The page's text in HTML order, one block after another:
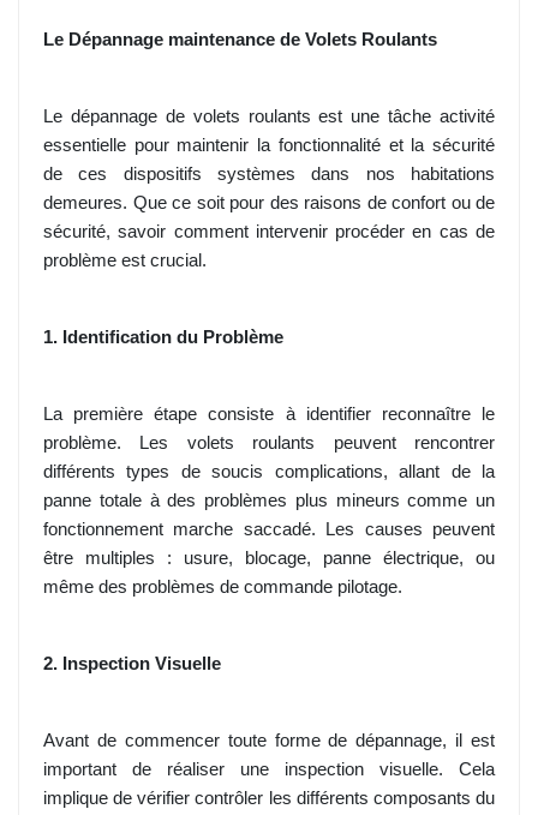
Le Dépannage maintenance de Volets Roulants
Le dépannage de volets roulants est une tâche activité
essentielle pour maintenir la fonctionnalité et la sécurité
de ces dispositifs systèmes dans nos habitations
demeures. Que ce soit pour des raisons de confort ou de
sécurité, savoir comment intervenir procéder en cas de
problème est crucial.
1. Identification du Problème
La première étape consiste à identifier reconnaître le
problème. Les volets roulants peuvent rencontrer
différents types de soucis complications, allant de la
panne totale à des problèmes plus mineurs comme un
fonctionnement marche saccadé. Les causes peuvent
être multiples : usure, blocage, panne électrique, ou
même des problèmes de commande pilotage.
2. Inspection Visuelle
Avant de commencer toute forme de dépannage, il est
important de réaliser une inspection visuelle. Cela
implique de vérifier contrôler les différents composants du